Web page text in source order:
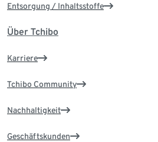
Entsorgung / Inhaltsstoffe
Über Tchibo
Karriere
Tchibo Community
Nachhaltigkeit
Geschäftskunden